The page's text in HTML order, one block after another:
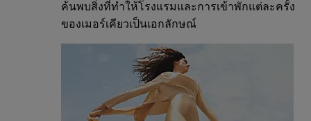
ค้นพบสิ่งที่ทำให้โรงแรมและการเข้าพักแต่ละครั้ง
ของเมอร์เคียวเป็นเอกลักษณ์